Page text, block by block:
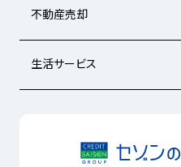
不動産売却
生活サービス